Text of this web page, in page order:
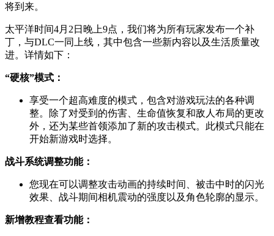
将到来。
太平洋时间4月2日晚上9点，我们将为所有玩家发布一个补
丁，与DLC一同上线，其中包含一些新内容以及生活质量改
进。详情如下：
“硬核”模式：
享受一个超高难度的模式，包含对游戏玩法的各种调
整。除了对受到的伤害、生命值恢复和敌人布局的更改
外，还为某些首领添加了新的攻击模式。此模式只能在
开始新游戏时选择。
战斗系统调整功能：
您现在可以调整攻击动画的持续时间、被击中时的闪光
效果、战斗期间相机震动的强度以及角色轮廓的显示。
新增教程查看功能：